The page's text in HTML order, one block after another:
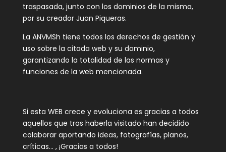
traspasada, junto con los dominios de la misma,
por su creador Juan Piqueras.
La ANVMSh tiene todos los derechos de gestión y
uso sobre la citada web y su dominio,
garantizando la totalidad de las normas y
funciones de la web mencionada.
Si esta WEB crece y evoluciona es gracias a todos
aquellos que tras haberla visitado han decidido
colaborar aportando ideas, fotografías, planos,
críticas… , ¡Gracias a todos!